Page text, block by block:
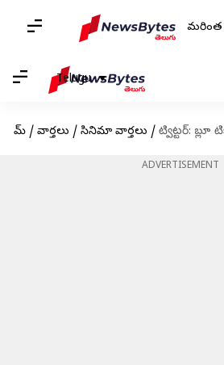
మరింత
Telugu
హోమ్ / వార్తలు / సినిమా వార్తలు / ట్విట్టర్: బ్లూ టిక్ కోసం
ADVERTISEMENT